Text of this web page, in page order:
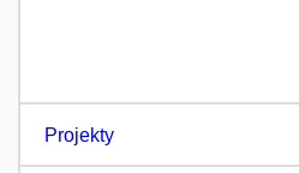
Projekty